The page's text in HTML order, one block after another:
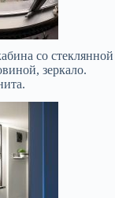
со стеклянной
зеркало.